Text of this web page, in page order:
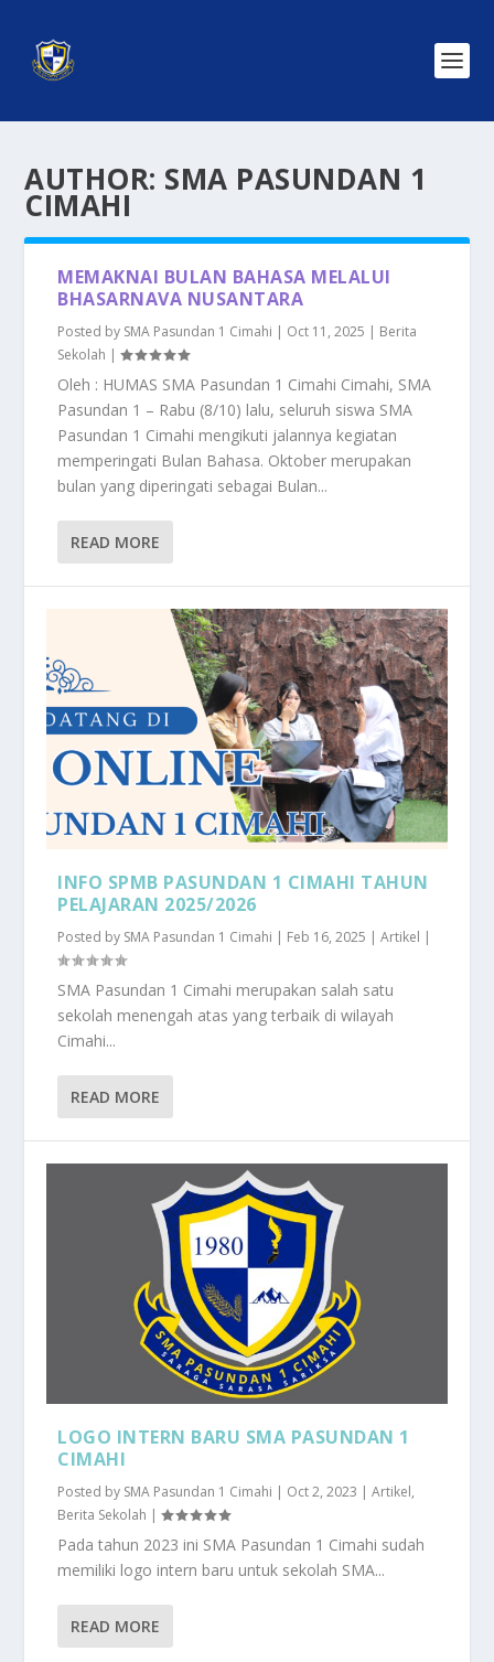
AUTHOR: SMA PASUNDAN 1
CIMAHI
MEMAKNAI BULAN BAHASA MELALUI
BHASARNAVA NUSANTARA
Posted by SMA Pasundan 1 Cimahi | Oct 11, 2025 | Berita
Sekolah |
Oleh : HUMAS SMA Pasundan 1 Cimahi Cimahi, SMA
Pasundan 1 – Rabu (8/10) lalu, seluruh siswa SMA
Pasundan 1 Cimahi mengikuti jalannya kegiatan
memperingati Bulan Bahasa. Oktober merupakan
bulan yang diperingati sebagai Bulan...
READ MORE
INFO SPMB PASUNDAN 1 CIMAHI TAHUN
PELAJARAN 2025/2026
Posted by SMA Pasundan 1 Cimahi | Feb 16, 2025 |Artikel |
SMA Pasundan 1 Cimahi merupakan salah satu
sekolah menengah atas yang terbaik di wilayah
Cimahi...
READ MORE
LOGO INTERN BARU SMA PASUNDAN 1
CIMAHI
Posted by SMA Pasundan 1 Cimahi | Oct 2, 2023 |Artikel,
Berita Sekolah |
Pada tahun 2023 ini SMA Pasundan 1 Cimahi sudah
memiliki logo intern baru untuk sekolah SMA...
READ MORE